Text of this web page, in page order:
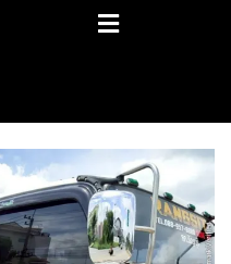
SlideON
คาถูก